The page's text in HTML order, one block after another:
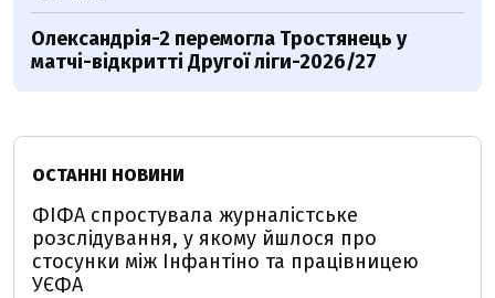
Олександрія-2 перемогла Тростянець у
матчі-відкритті Другої ліги-2026/27
ОСТАННІ НОВИНИ
ФІФА спростувала журналістське
розслідування, у якому йшлося про
стосунки між Інфантіно та працівницею
УЄФА